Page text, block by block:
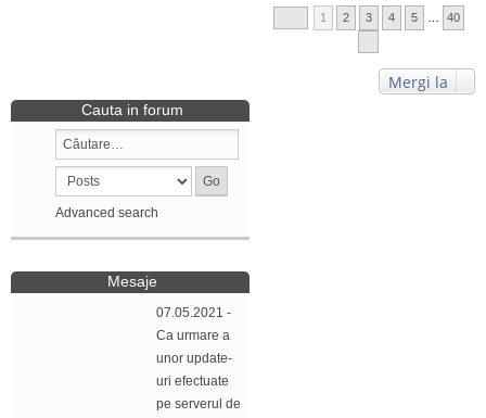
1 2 3 4 5 40
Mergi la
Cauta in forum
Advanced search
Mesaje
07.05.2021 -
Ca urmare a
unor update-
uri efectuate
pe serverul de